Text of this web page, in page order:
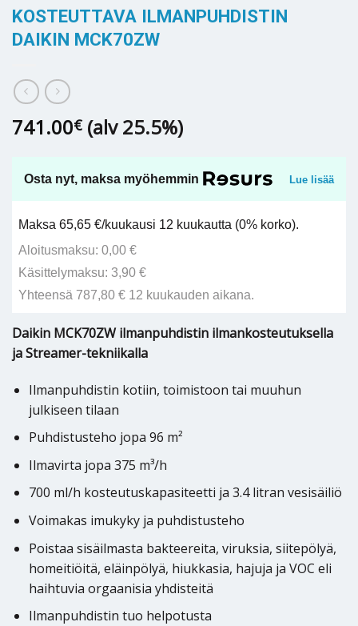
KOSTEUTTAVA ILMANPUHDISTIN
DAIKIN MCK70ZW
741.00€ (alv 25.5%)
Osta nyt, maksa myöhemmin Lue lisää
Maksa 65,65 €/kuukausi 12 kuukautta (0% korko).
Aloitusmaksu: 0,00 €
Käsittelymaksu: 3,90 €
Yhteensä 787,80 € 12 kuukauden aikana.
Daikin MCK70ZW ilmanpuhdistin ilmankosteutuksella
ja Streamer-tekniikalla
Ilmanpuhdistin kotiin, toimistoon tai muuhun
julkiseen tilaan
Puhdistusteho jopa 96 m²
Ilmavirta jopa 375 m³/h
700 ml/h kosteutuskapasiteetti ja 3.4 litran vesisäiliö
Voimakas imukyky ja puhdistusteho
Poistaa sisäilmasta bakteereita, viruksia, siitepölyä,
homeitiöitä, eläinpölyä, hiukkasia, hajuja ja VOC eli
haihtuvia orgaanisia yhdisteitä
Ilmanpuhdistin tuo helpotusta